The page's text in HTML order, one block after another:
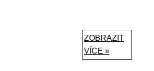
ZOBRAZIT
VÍCE »